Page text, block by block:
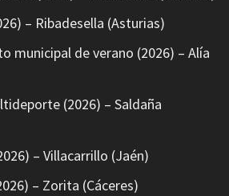
– Ribadesella (Asturias)
municipal de verano (2026) – Alía
(2026) – Saldaña
– Villacarrillo (Jaén)
– Zorita (Cáceres)